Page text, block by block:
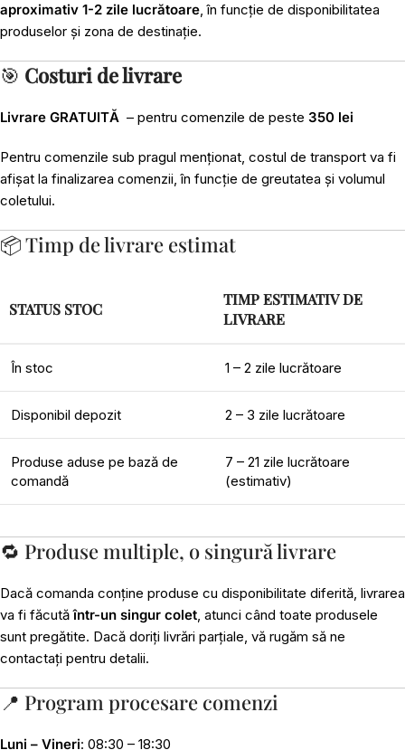
aproximativ 1-2 zile lucrătoare, în funcție de disponibilitatea
produselor și zona de destinație.
🎯 Costuri de livrare
Livrare GRATUITĂ – pentru comenzile de peste 350 lei
Pentru comenzile sub pragul menționat, costul de transport va fi
afișat la finalizarea comenzii, în funcție de greutatea și volumul
coletului.
📦 Timp de livrare estimat
STATUS STOC
TIMP ESTIMATIV DE
LIVRARE
În stoc 1 – 2 zile lucrătoare
Disponibil depozit 2 – 3 zile lucrătoare
Produse aduse pe bază de
comandă
7 – 21 zile lucrătoare
(estimativ)
🔁 Produse multiple, o singură livrare
Dacă comanda conține produse cu disponibilitate diferită, livrarea
va fi făcutăîntr-un singur colet, atunci când toate produsele
sunt pregătite. Dacă doriți livrări parțiale, vă rugăm să ne
contactați pentru detalii.
📍 Program procesare comenzi
Luni – Vineri: 08:30 – 18:30